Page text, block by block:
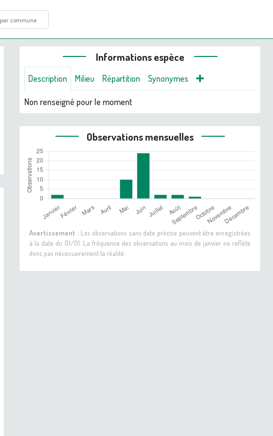
Informations espèce
Description Milieu Répartition Synonymes
Non renseigné pour le moment
Observations mensuelles
Avertissement :Les observations sans date précise peuvent être enregistrées
à la date du 01/01. La fréquence des observations au mois de janvier ne reflète
donc pas nécessairement la réalité.